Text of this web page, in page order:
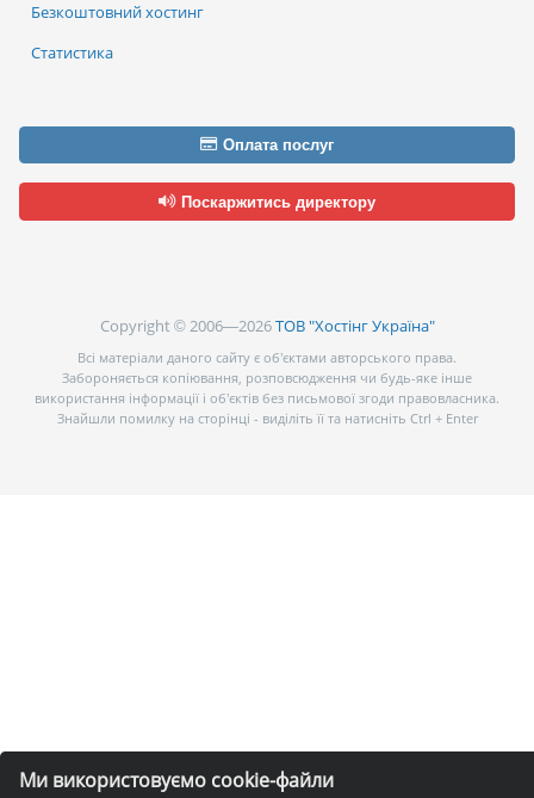
Ми використовуємо cookie-файли
Безкоштовний хостинг
Статистика
Оплата послуг
Поскаржитись директору
Copyright © 2006—2026ТОВ "Хостінг Україна"
Всі матеріали даного сайту є об’єктами авторського права.
Забороняється копіювання, розповсюдження чи будь-яке інше
використання інформації і об’єктів без письмової згоди правовласника.
Знайшли помилку на сторінці - виділіть її та натисніть Ctrl + Enter